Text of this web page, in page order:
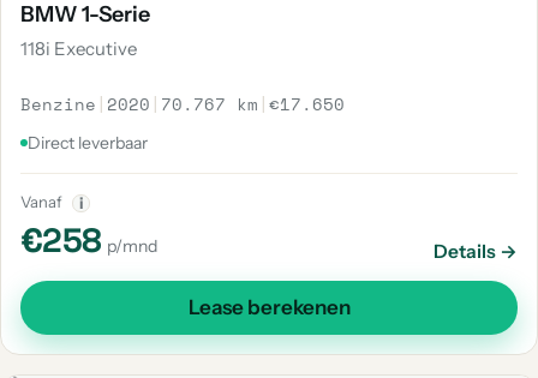
BMW 1-Serie
118i Executive
Benzine | 2020 | 70.767 km |€17.650
Direct leverbaar
Vanaf i
€258 p/mnd Details →
Lease berekenen